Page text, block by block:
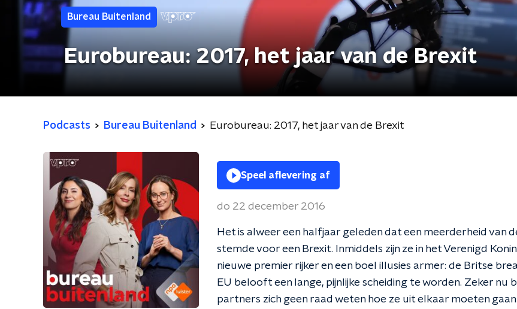
Bureau Buitenland
Eurobureau: 2017, het jaar van de Brexit
Podcasts Bureau Buitenland Eurobureau: 2017, het jaar van de Brexit
Speel aflevering af
do 22 december 2016
Het is alweer een halfjaar geleden dat een meerderheid van
stemde voor een Brexit. Inmiddels zijn ze in het Verenigd
nieuwe premier rijker en een boel illusies armer: de Britse
EU belooft een lange, pijnlijke scheiding te worden. Zeker nu
partners zich geen raad weten hoe ze uit elkaar moeten